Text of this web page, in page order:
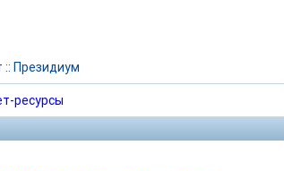
:: Президиум
ресурсы